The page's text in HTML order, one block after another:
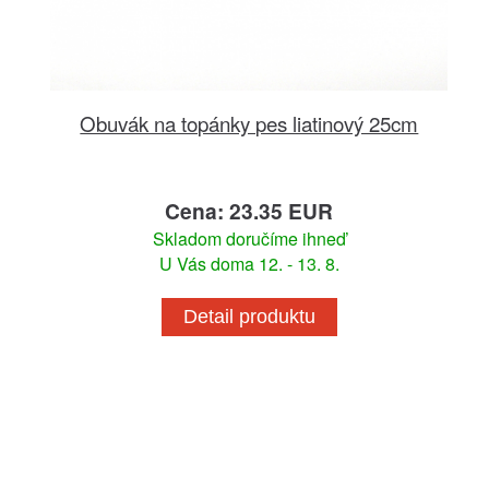
Obuvák na topánky pes liatinový 25cm
Cena: 23.35 EUR
Skladom doručíme ihneď
U Vás doma 12. - 13. 8.
Detail produktu